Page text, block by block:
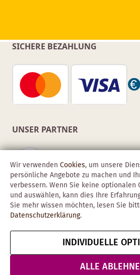
SICHERE BEZAHLUNG
UNSER PARTNER
Copyright © 2026 Obadis
ImpressumAGBDatenschutz
& Sicherheit
Wir verwenden Cookies, um unsere
persönliche Angebote zu machen und
verbessern. Wenn Sie keine optionalen
und auswählen, kann dies Ihre
Sie mehr wissen möchten, lesen Sie
Datenschutzerklärung.
INDIVIDUELLE
ALLE